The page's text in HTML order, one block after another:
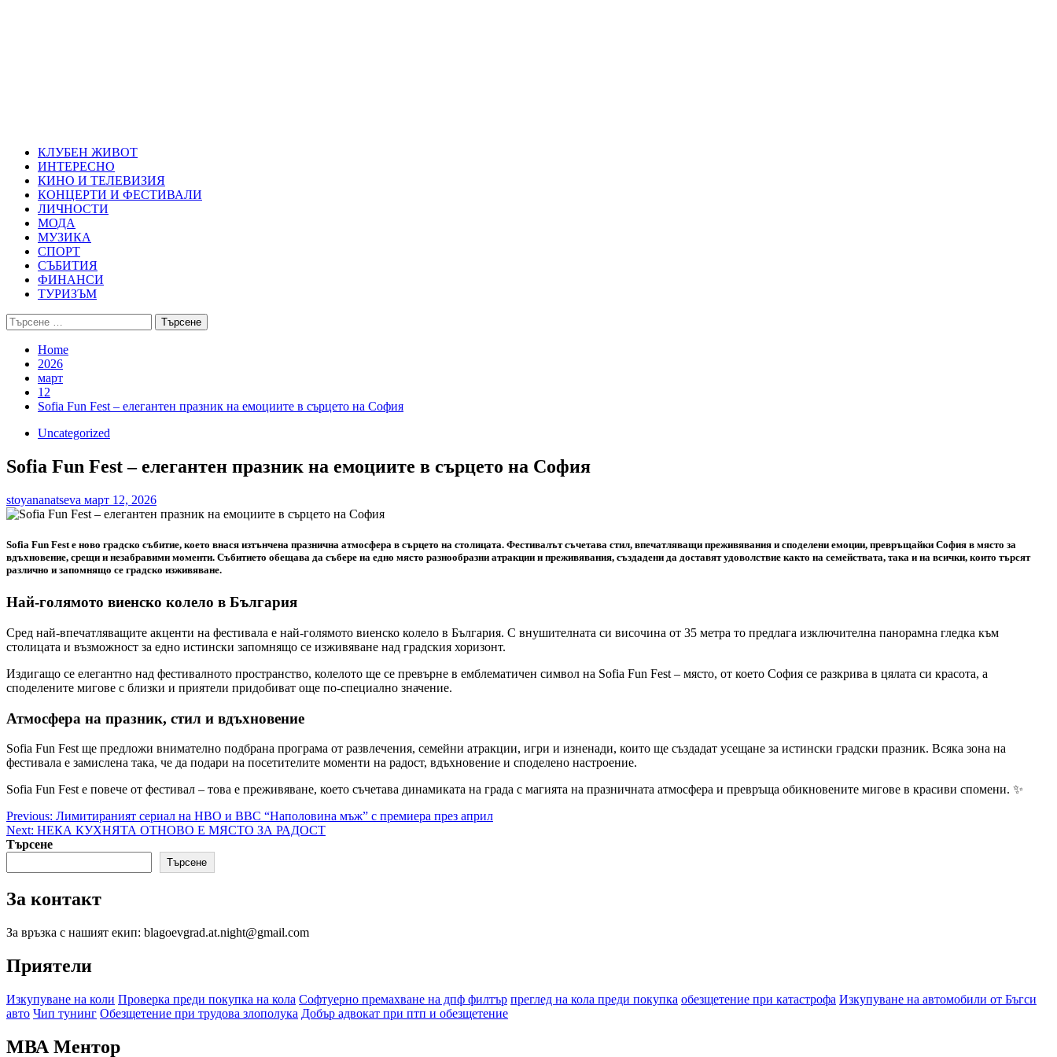
КЛУБЕН ЖИВОТ
ИНТЕРЕСНО
КИНО И ТЕЛЕВИЗИЯ
КОНЦЕРТИ И ФЕСТИВАЛИ
ЛИЧНОСТИ
МОДА
МУЗИКА
СПОРТ
СЪБИТИЯ
ФИНАНСИ
ТУРИЗЪМ
Търсене
за:
Home
2026
март
12
Sofia Fun Fest – елегантен празник на емоциите в сърцето на София
Uncategorized
Sofia Fun Fest – елегантен празник на емоциите в сърцето на София
stoyananatseva март 12, 2026
Sofia Fun Fest е ново градско събитие, което внася изтънчена празнична атмосфера в сърцето на столицата. Фестивалът съчетава стил, впечатляващи преживявания и споделени емоции, превръщайки София в място за
вдъхновение, срещи и незабравими моменти. Събитието обещава да събере на едно място разнообразни атракции и преживявания, създадени да доставят удоволствие както на семействата, така и на всички, които търсят
различно и запомнящо се градско изживяване.
Най-голямото виенско колело в България
Сред най-впечатляващите акценти на фестивала е най-голямото виенско колело в България. С внушителната си височина от 35 метра то предлага изключителна панорамна гледка към
столицата и възможност за едно истински запомнящо се изживяване над градския хоризонт.
Издигащо се елегантно над фестивалното пространство, колелото ще се превърне в емблематичен символ на Sofia Fun Fest – място, от което София се разкрива в цялата си красота, а
споделените мигове с близки и приятели придобиват още по-специално значение.
Атмосфера на празник, стил и вдъхновение
Sofia Fun Fest ще предложи внимателно подбрана програма от развлечения, семейни атракции, игри и изненади, които ще създадат усещане за истински градски празник. Всяка зона на
фестивала е замислена така, че да подари на посетителите моменти на радост, вдъхновение и споделено настроение.
Sofia Fun Fest е повече от фестивал – това е преживяване, което съчетава динамиката на града с магията на празничната атмосфера и превръща обикновените мигове в красиви спомени. ✨
Post
navigation
Previous: Лимитираният сериал на HBO и BBC “Наполовина мъж” с премиера през април
Next: НЕКА КУХНЯТА ОТНОВО Е МЯСТО ЗА РАДОСТ
Търсене
Търсене
За контакт
За връзка с нашият екип: blagoevgrad.at.night@gmail.com
Приятели
Изкупуване на коли Проверка преди покупка на кола Софтуерно премахване на дпф филтър преглед на кола преди покупка обезщетение при катастрофа Изкупуване на автомобили от Бъгси
авто Чип тунинг Обезщетение при трудова злополука Добър адвокат при птп и обезщетение
МВА Ментор